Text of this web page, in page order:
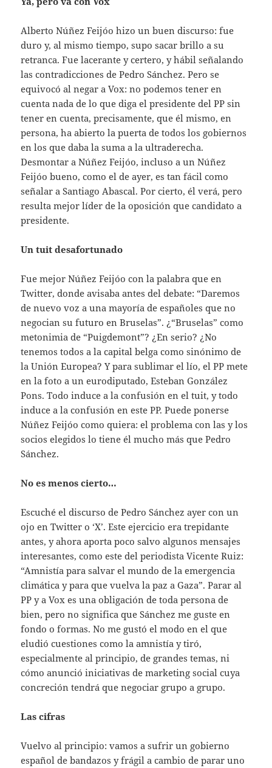
Alberto Núñez Feijóo hizo un buen discurso: fue
duro y, al mismo tiempo, supo sacar brillo a su
retranca. Fue lacerante y certero, y hábil señalando
las contradicciones de Pedro Sánchez. Pero se
equivocó al negar a Vox: no podemos tener en
cuenta nada de lo que diga el presidente del PP sin
tener en cuenta, precisamente, que él mismo, en
persona, ha abierto la puerta de todos los gobiernos
en los que daba la suma a la ultraderecha.
Desmontar a Núñez Feijóo, incluso a un Núñez
Feijóo bueno, como el de ayer, es tan fácil como
señalar a Santiago Abascal. Por cierto, él verá, pero
resulta mejor líder de la oposición que candidato a
presidente.
Un tuit desafortunado
Fue mejor Núñez Feijóo con la palabra que en
Twitter, donde avisaba antes del debate: “Daremos
de nuevo voz a una mayoría de españoles que no
negocian su futuro en Bruselas”. ¿“Bruselas” como
metonimia de “Puigdemont”? ¿En serio? ¿No
tenemos todos a la capital belga como sinónimo de
la Unión Europea? Y para sublimar el lío, el PP mete
en la foto a un eurodiputado, Esteban González
Pons. Todo induce a la confusión en el tuit, y todo
induce a la confusión en este PP. Puede ponerse
Núñez Feijóo como quiera: el problema con las y los
socios elegidos lo tiene él mucho más que Pedro
Sánchez.
No es menos cierto…
Escuché el discurso de Pedro Sánchez ayer con un
ojo en Twitter o ‘X’. Este ejercicio era trepidante
antes, y ahora aporta poco salvo algunos mensajes
interesantes, como este del periodista Vicente Ruiz:
“Amnistía para salvar el mundo de la emergencia
climática y para que vuelva la paz a Gaza”. Parar al
PP y a Vox es una obligación de toda persona de
bien, pero no significa que Sánchez me guste en
fondo o formas. No me gustó el modo en el que
eludió cuestiones como la amnistía y tiró,
especialmente al principio, de grandes temas, ni
cómo anunció iniciativas de marketing social cuya
concreción tendrá que negociar grupo a grupo.
Las cifras
Vuelvo al principio: vamos a sufrir un gobierno
español de bandazos y frágil a cambio de parar uno